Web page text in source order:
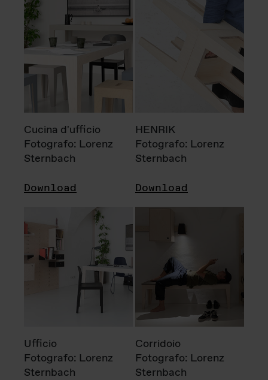
Cucina d'ufficio
Fotografo: Lorenz
Sternbach
Download
HENRIK
Fotografo: Lorenz
Sternbach
Download
Ufficio
Fotografo: Lorenz
Sternbach
Corridoio
Fotografo: Lorenz
Sternbach